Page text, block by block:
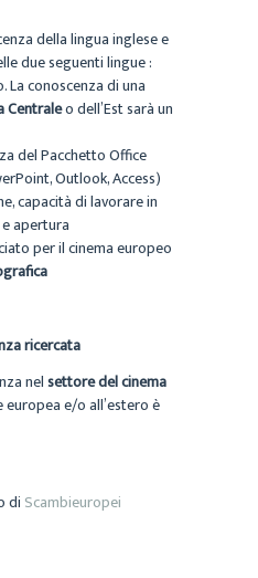
della lingua inglese e
due seguenti lingue :
La conoscenza di una
Centraleo dell’Est sarà un
del Pacchetto Office
Outlook, Access)
capacità di lavorare in
apertura
per il cinema europeo
ricercata
nelsettore del cinema
e/o all’estero è
di Scambieuropei